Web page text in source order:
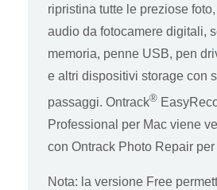
ripristina tutte le preziose
audio da fotocamere digitali,
memoria, penne USB, pen
e altri dispositivi storage con
passaggi. Ontrack®
Professional per Mac viene
con Ontrack Photo Repair per
Nota: la versione Free